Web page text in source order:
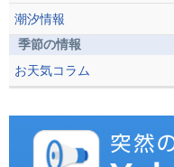
潮汐情報
季節の情報
お天気コラム